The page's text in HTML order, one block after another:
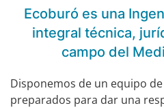
Ecoburó es una
integral técnica,
campo del
Disponemos de un equipo
preparados para dar una